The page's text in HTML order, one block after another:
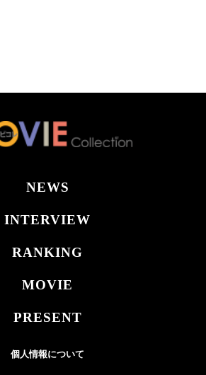
NEWS
INTERVIEW
RANKING
MOVIE
PRESENT
個人情報について